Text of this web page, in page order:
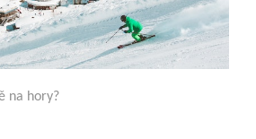
na hory?